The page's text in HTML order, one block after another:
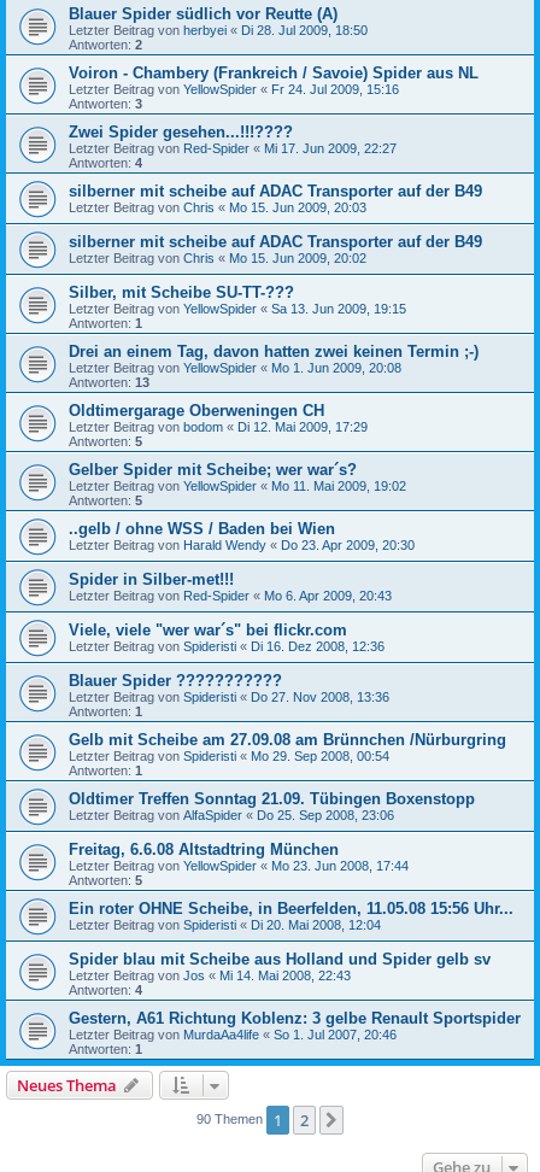
Blauer Spider südlich vor Reutte (A)
Letzter Beitrag von herbyei « Di 28. Jul 2009, 18:50
Antworten: 2
Voiron - Chambery (Frankreich / Savoie) Spider aus NL
Letzter Beitrag von YellowSpider « Fr 24. Jul 2009, 15:16
Antworten: 3
Zwei Spider gesehen...!!!????
Letzter Beitrag von Red-Spider « Mi 17. Jun 2009, 22:27
Antworten: 4
silberner mit scheibe auf ADAC Transporter auf der B49
Letzter Beitrag von Chris « Mo 15. Jun 2009, 20:03
silberner mit scheibe auf ADAC Transporter auf der B49
Letzter Beitrag von Chris « Mo 15. Jun 2009, 20:02
Silber, mit Scheibe SU-TT-???
Letzter Beitrag von YellowSpider « Sa 13. Jun 2009, 19:15
Antworten: 1
Drei an einem Tag, davon hatten zwei keinen Termin ;-)
Letzter Beitrag von YellowSpider « Mo 1. Jun 2009, 20:08
Antworten: 13
Oldtimergarage Oberweningen CH
Letzter Beitrag von bodom « Di 12. Mai 2009, 17:29
Antworten: 5
Gelber Spider mit Scheibe; wer war´s?
Letzter Beitrag von YellowSpider « Mo 11. Mai 2009, 19:02
Antworten: 5
..gelb / ohne WSS / Baden bei Wien
Letzter Beitrag von Harald Wendy « Do 23. Apr 2009, 20:30
Spider in Silber-met!!!
Letzter Beitrag von Red-Spider « Mo 6. Apr 2009, 20:43
Viele, viele "wer war´s" bei flickr.com
Letzter Beitrag von Spideristi « Di 16. Dez 2008, 12:36
Blauer Spider ???????????
Letzter Beitrag von Spideristi « Do 27. Nov 2008, 13:36
Antworten: 1
Gelb mit Scheibe am 27.09.08 am Brünnchen /Nürburgring
Letzter Beitrag von Spideristi « Mo 29. Sep 2008, 00:54
Antworten: 1
Oldtimer Treffen Sonntag 21.09. Tübingen Boxenstopp
Letzter Beitrag von AlfaSpider « Do 25. Sep 2008, 23:06
Freitag, 6.6.08 Altstadtring München
Letzter Beitrag von YellowSpider « Mo 23. Jun 2008, 17:44
Antworten: 5
Ein roter OHNE Scheibe, in Beerfelden, 11.05.08 15:56 Uhr...
Letzter Beitrag von Spideristi « Di 20. Mai 2008, 12:04
Spider blau mit Scheibe aus Holland und Spider gelb sv
Letzter Beitrag von Jos « Mi 14. Mai 2008, 22:43
Antworten: 4
Gestern, A61 Richtung Koblenz: 3 gelbe Renault Sportspider
Letzter Beitrag von MurdaAa4life « So 1. Jul 2007, 20:46
Antworten: 1
Neues Thema
90 Themen 1 2
Gehe zu